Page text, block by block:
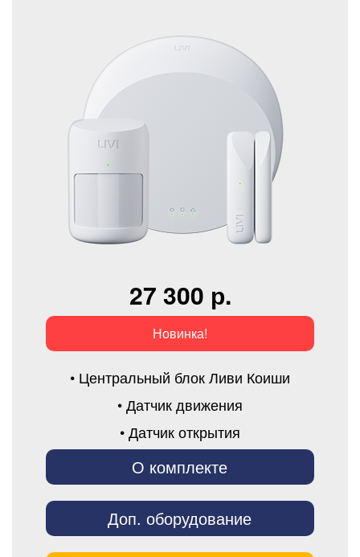
27 300 р.
Новинка!
• Центральный блок Ливи Коиши
• Датчик движения
• Датчик открытия
О комплекте
Доп. оборудование